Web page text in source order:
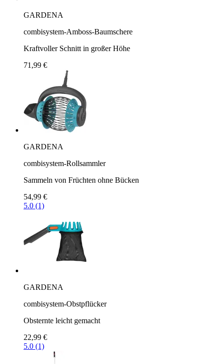
GARDENA
combisystem-Amboss-Baumschere
Kraftvoller Schnitt in großer Höhe
71,99 €
GARDENA
combisystem-Rollsammler
Sammeln von Früchten ohne Bücken
54,99 €
5.0 (1)
GARDENA
combisystem-Obstpflücker
Obsternte leicht gemacht
22,99 €
5.0 (1)